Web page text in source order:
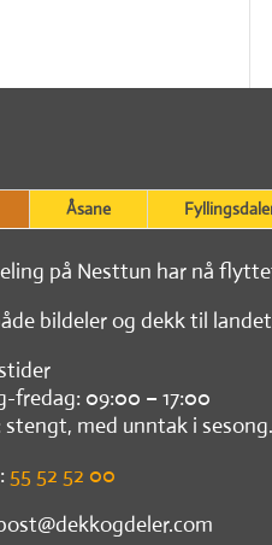
Åsane
på Nesttun har nå
bildeler og dekk til
fredag: 09:00 – 17:00
stengt, med unntak i sesong.
55 52 52 00